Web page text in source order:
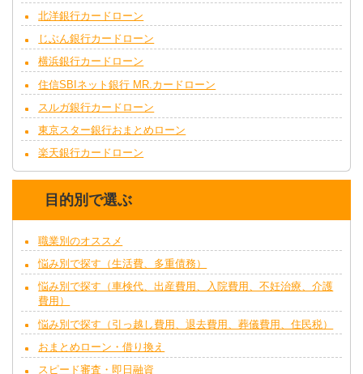
北洋銀行カードローン
じぶん銀行カードローン
横浜銀行カードローン
住信SBIネット銀行 MR.カードローン
スルガ銀行カードローン
東京スター銀行おまとめローン
楽天銀行カードローン
目的別で選ぶ
職業別のオススメ
悩み別で探す（生活費、多重債務）
悩み別で探す（車検代、出産費用、入院費用、不妊治療、介護
費用）
悩み別で探す（引っ越し費用、退去費用、葬儀費用、住民税）
おまとめローン・借り換え
スピード審査・即日融資